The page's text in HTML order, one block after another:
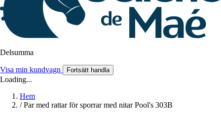
Delsumma
Visa min kundvagn Fortsätt handla
Loading...
Hem
/ Par med rattar för sporrar med nitar Pool's 303B